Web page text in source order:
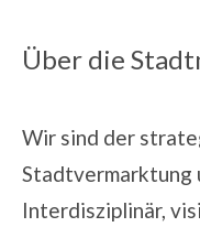
Über die
Wir sind der
Stadtvermarktung
Interdisziplinär,